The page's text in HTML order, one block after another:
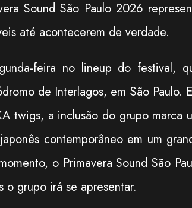
Sound São Paulo 2026
até acontecerem de verdade.
feira no lineup do festival,
de Interlagos, em São Paulo.
twigs, a inclusão do grupo marca
contemporâneo em um
o Primavera Sound São
o grupo irá se apresentar.